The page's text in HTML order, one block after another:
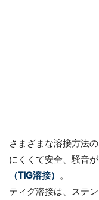
さまざまな溶接方法
にくくて安全、騒音
（TIG溶接） 。
ティグ溶接は、ステ